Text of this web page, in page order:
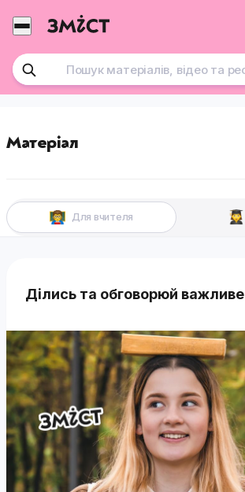
Перейти
до
Матеріал
Для вчителя
Ділись та обговорюй важливе